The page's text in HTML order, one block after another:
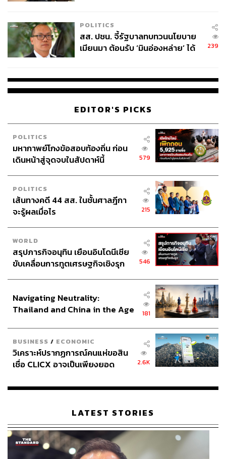
POLITICS
สส. ปชน. จี้รัฐบาลทบทวนนโยบาย
เมียนมา ต้อนรับ ‘มินอ่องหล่าย’ ได้
239
EDITOR'S PICKS
POLITICS
มหากาพย์โกงข้อสอบท้องถิ่น ก่อน
เดินหน้าสู่จุดจบในสัปดาห์นี้
579
POLITICS
เส้นทางคดี 44 สส. ในชั้นศาลฎีกา
จะรู้ผลเมื่อไร
215
WORLD
สรุปภารกิจอนุทิน เยือนอินโดนีเซีย
ขับเคลื่อนการทูตเศรษฐกิจเชิงรุก
546
Navigating Neutrality:
Thailand and China in the Age
181
BUSINESS / ECONOMIC
วิเคราะห์ปรากฏการณ์คนแห่ขอสิน
เชื่อ CLICX อาจเป็นเพียงยอด
เรือนไทยที่ถูกซุกไว้
2.6K
LATEST STORIES